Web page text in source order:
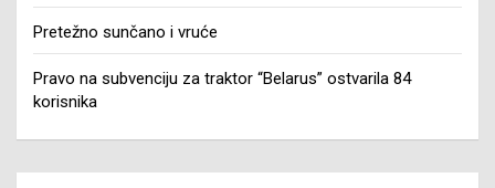
Pretežno sunčano i vruće
Pravo na subvenciju za traktor “Belarus” ostvarila 84
korisnika